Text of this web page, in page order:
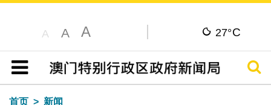
A A A 27°C
目录
搜寻
首页
新闻